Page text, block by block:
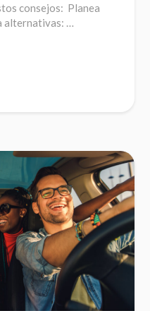
consejos: Planea
alternativas: …